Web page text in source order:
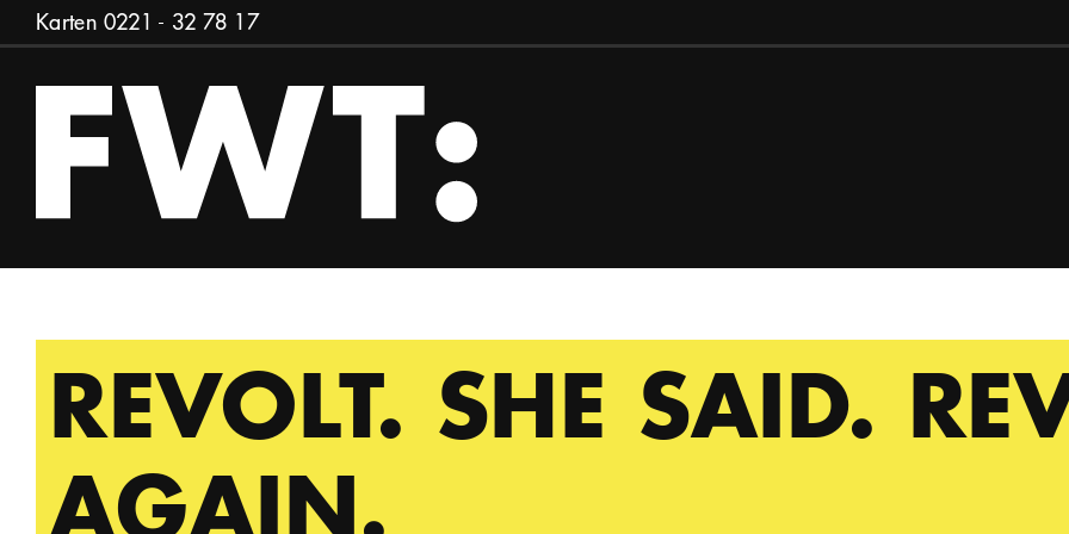
Zum Inhalt springen
Karten 0221 - 32 78 17
REVOLT. SHE SAID.
AGAIN.